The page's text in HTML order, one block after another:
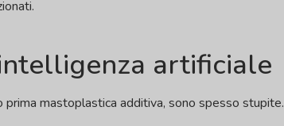
artificiale
mastoplastica additiva, sono spesso stupite.